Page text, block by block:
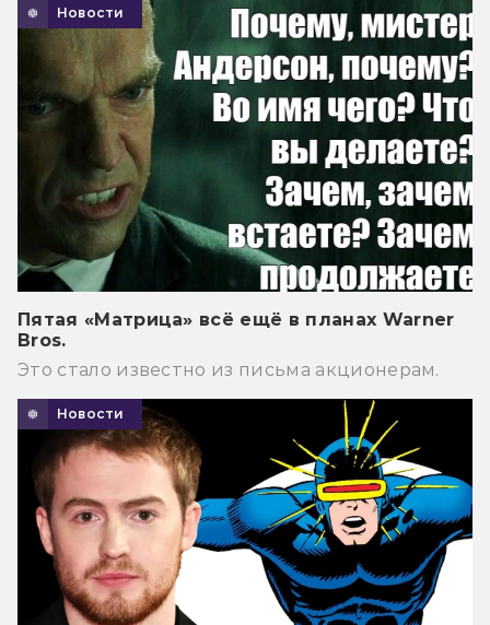
Новости
Пятая «Матрица» всё ещё в планах Warner
Bros.
Это стало известно из письма акционерам.
Новости